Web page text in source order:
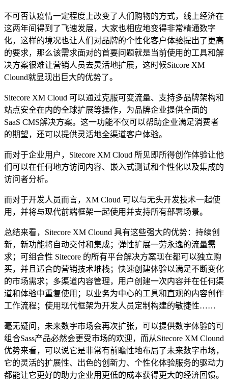
不可否认疫情一定程度上改变了人们购物的方式，线上经济在
这两年间得到了飞速发展，大家也相应地变得非常精通数字
化，这样的境况也让人们对品牌的个性化客户体验提出了更高
的要求，那么该需求面对的首要问题就是当前使用的工具和解
决方案很难让营销人员去灵活地扩展，这时候Sitcore XM
Clound就显现出巨大的优势了。
Sitecore XM Cloud 可以通过克服可变流量、支持多品牌架构和
站点安全在内的全球扩展等操作，为品牌企业提供全面的
SaaS CMS解决方案。这一功能不仅可以帮助企业满足消费者
的期望，还可以提供灵活地全渠道客户体验。
而对于企业用户，Sitecore XM Cloud 所见即所得创作体验让他
们可以在任何地方访问内容、嵌入式测试和个性化以及集成的
访问者分析。
而对于开发人员而言，XM Cloud 可以与无头开发技术一起使
用，并将与现代前端框架一起使用并支持所有部署场景。
总结来看，Sitecore XM Clound 具有这些强大的优势：持续创
新，新功能将自动交付和集成；弹性扩展一劳永逸的流量需
求；可组合性 Sitecore 的所有平台解决方案现在都可以独立购
买，并且适合的营销技术堆栈；快速创建体验以满足不断变化
的市场需求；多渠道内容管理，用户创建一次内容并在任何渠
道和体验中重复使用；以业务为中心的工具和直观的内容创作
工作流程；使用现代框架为开发人员定制构建的敏捷性……
毫无疑问，未来数字市场会再次扩张，可以提供数字体验的可
组合Sass产品必然会更受市场的欢迎，而从Sitecore XM Clound
优势来看，可以说它是非常有前瞻性地布局了未来数字市场，
它的灵活的扩展性、出色的创新力、个性化体验服务的驱动力
都能让它更好的助力企业用更低的成本获得更大的经济回馈。